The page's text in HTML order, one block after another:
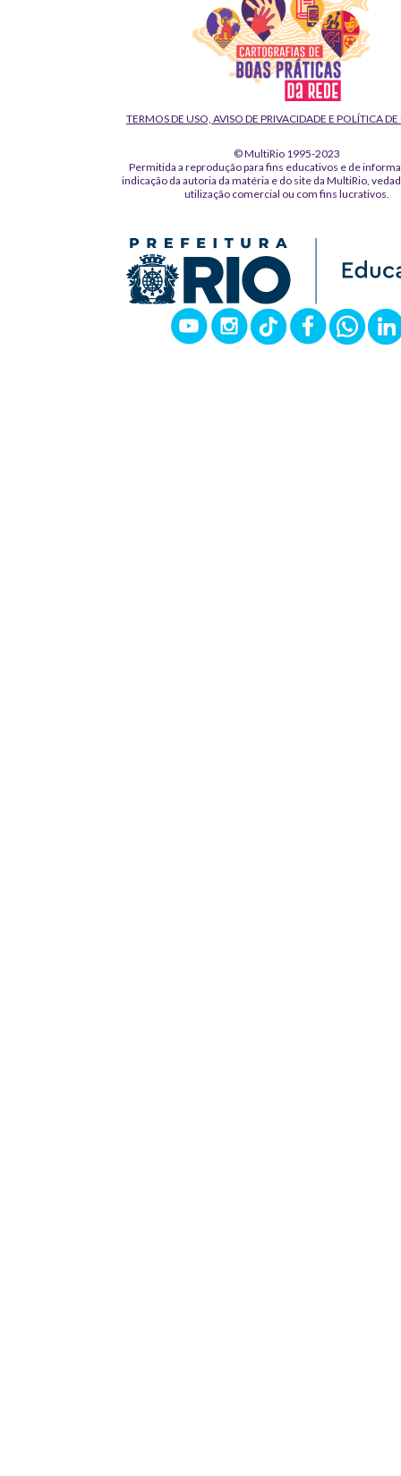
TERMOS DE USO, AVISO DE PRIVACIDADE E POLÍTICA
© MultiRio 1995-2023
Permitida a reprodução para fins educativos e de
indicação da autoria da matéria e do site da MultiRio,
utilização comercial ou com fins lucrativos.